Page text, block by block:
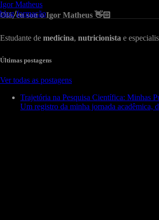
Igor Matheus
blog/formação
Olá, eu sou o Igor Matheus 👋🏻
Estudante de medicina, nutricionista e
Últimas postagens
Ver todas as postagens
Trajetória na Pesquisa Científica: Minhas
Um registro da minha jornada acadêmica,